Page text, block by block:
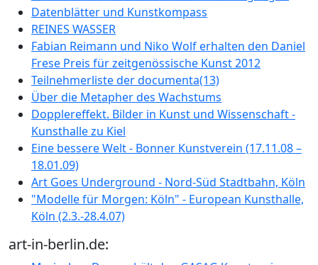
Datenblätter und Kunstkompass
REINES WASSER
Fabian Reimann und Niko Wolf erhalten den Daniel
Frese Preis für zeitgenössische Kunst 2012
Teilnehmerliste der documenta(13)
Über die Metapher des Wachstums
Dopplereffekt. Bilder in Kunst und Wissenschaft -
Kunsthalle zu Kiel
Eine bessere Welt - Bonner Kunstverein (17.11.08 –
18.01.09)
Art Goes Underground - Nord-Süd Stadtbahn, Köln
"Modelle für Morgen: Köln" - European Kunsthalle,
Köln (2.3.-28.4.07)
art-in-berlin.de: